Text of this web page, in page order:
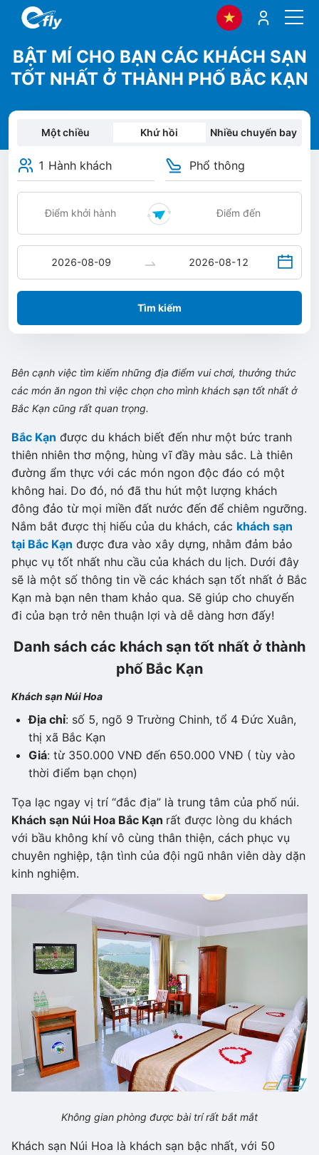
BẬT MÍ CHO BẠN CÁC KHÁCH SẠN
TỐT NHẤT Ở THÀNH PHỐ BẮC KẠN
Một chiều Khứ hồi Nhiều chuyến bay
1 Hành khách Phổ thông
Tìm kiếm
Bên cạnh việc tìm kiếm những địa điểm vui chơi, thưởng thức
các món ăn ngon thì việc chọn cho mình khách sạn tốt nhất ở
Bắc Kạn cũng rất quan trọng.
Bắc Kạn được du khách biết đến như một bức tranh
thiên nhiên thơ mộng, hùng vĩ đầy màu sắc. Là thiên
đường ẩm thực với các món ngon độc đáo có một
không hai. Do đó, nó đã thu hút một lượng khách
đông đảo từ mọi miền đất nước đến để chiêm ngưỡng.
Nắm bắt được thị hiếu của du khách, các khách sạn
tại Bắc Kạn được đưa vào xây dựng, nhằm đảm bảo
phục vụ tốt nhất nhu cầu của khách du lịch. Dưới đây
sẽ là một số thông tin về các khách sạn tốt nhất ở Bắc
Kạn mà bạn nên tham khảo qua. Sẽ giúp cho chuyến
đi của bạn trở nên thuận lợi và dễ dàng hơn đấy!
Danh sách các khách sạn tốt nhất ở thành
phố Bắc Kạn
Khách sạn Núi Hoa
Địa chỉ: số 5, ngõ 9 Trường Chinh, tổ 4 Đức Xuân,
thị xã Bắc Kạn
Giá: từ 350.000 VNĐ đến 650.000 VNĐ ( tùy vào
thời điểm bạn chọn)
Tọa lạc ngay vị trí “đắc địa” là trung tâm của phố núi.
Khách sạn Núi Hoa Bắc Kạn rất được lòng du khách
với bầu không khí vô cùng thân thiện, cách phục vụ
chuyên nghiệp, tận tình của đội ngũ nhân viên dày dặn
kinh nghiệm.
Không gian phòng được bài trí rất bắt mắt
Khách sạn Núi Hoa là khách sạn bậc nhất, với 50